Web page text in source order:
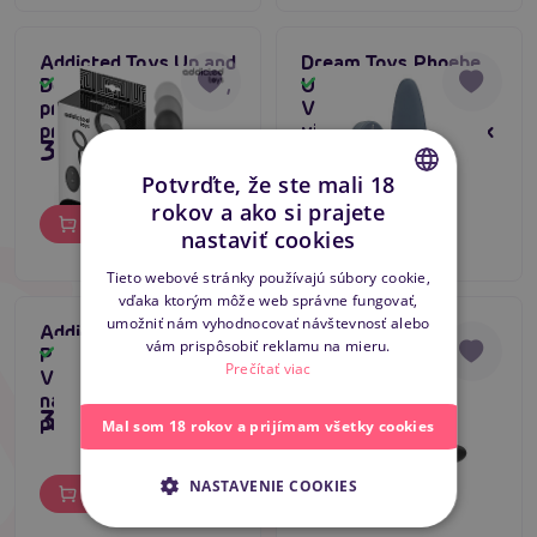
Addicted Toys Up and
Down Prostatic Ring,
prirážacia masér
prostaty
Skladom
39,80 €
Do košíka
Dream Toys Phoebe
Up & Down Anal
Vibrator, prirážací
vibračný análny kolík
Do košíka
Addicted Toys
Prostate Anal
Vibrator #7 čierny
nabíjací masér
prostaty
35,80 €
Addicted Toys
Prostate Anal
Vibrator #6 čierny
nabíjací masér
prostaty
Skladom
35,80 €
Do košíka
CZECH
ENGLISH
Potvrďte, že ste mali 18
rokov a ako si prajete
nastaviť cookies
Tieto webové stránky používajú súbory cookie,
vďaka ktorým môže web správne fungovať,
umožniť nám vyhodnocovať návštevnosť alebo
vám prispôsobiť reklamu na mieru.
Prečítať viac
Mal som 18 rokov a prijímam všetky cookies
NASTAVENIE COOKIES